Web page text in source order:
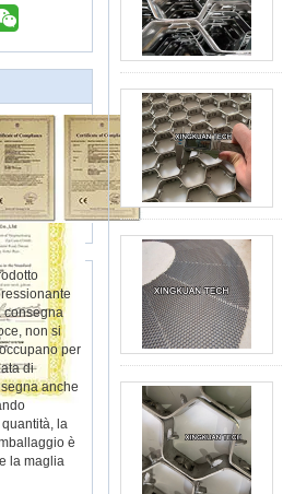
consegna
non si
per
di
anche
la
è
la maglia